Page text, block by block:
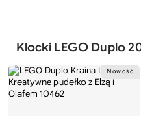
Klocki LEGO Duplo